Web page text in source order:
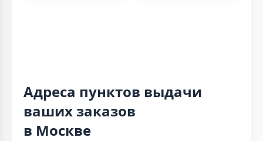
Адреса пунктов выдачи
ваших заказов
в Москве